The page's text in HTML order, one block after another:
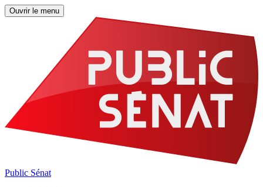
Ouvrir le menu
Public Sénat